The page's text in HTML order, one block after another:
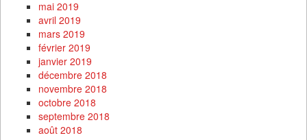
mai 2019
avril 2019
mars 2019
février 2019
janvier 2019
décembre 2018
novembre 2018
octobre 2018
septembre 2018
août 2018